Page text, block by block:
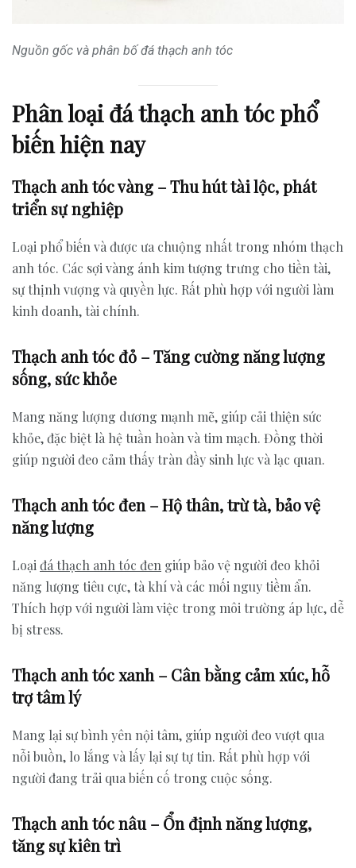
Nguồn gốc và phân bố đá thạch anh tóc
Phân loại đá thạch anh tóc phổ
biến hiện nay
Thạch anh tóc vàng – Thu hút tài lộc, phát
triển sự nghiệp
Loại phổ biến và được ưa chuộng nhất trong nhóm thạch
anh tóc. Các sợi vàng ánh kim tượng trưng cho tiền tài,
sự thịnh vượng và quyền lực. Rất phù hợp với người làm
kinh doanh, tài chính.
Thạch anh tóc đỏ – Tăng cường năng lượng
sống, sức khỏe
Mang năng lượng dương mạnh mẽ, giúp cải thiện sức
khỏe, đặc biệt là hệ tuần hoàn và tim mạch. Đồng thời
giúp người đeo cảm thấy tràn đầy sinh lực và lạc quan.
Thạch anh tóc đen – Hộ thân, trừ tà, bảo vệ
năng lượng
Loại đá thạch anh tóc đen giúp bảo vệ người đeo khỏi
năng lượng tiêu cực, tà khí và các mối nguy tiềm ẩn.
Thích hợp với người làm việc trong môi trường áp lực, dễ
bị stress.
Thạch anh tóc xanh – Cân bằng cảm xúc, hỗ
trợ tâm lý
Mang lại sự bình yên nội tâm, giúp người đeo vượt qua
nỗi buồn, lo lắng và lấy lại sự tự tin. Rất phù hợp với
người đang trải qua biến cố trong cuộc sống.
Thạch anh tóc nâu – Ổn định năng lượng,
tăng sự kiên trì